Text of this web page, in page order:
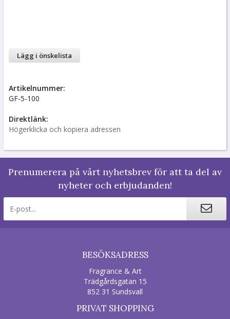
Lägg i önskelista
Artikelnummer:
GF-5-100
Direktlänk:
Högerklicka och kopiera adressen
Prenumerera på vårt nyhetsbrev för att ta del av
nyheter och erbjudanden!
BESÖKSADRESS
Fragrance & Art
Trädgårdsgatan 15
852 31 Sundsvall
PRIVAT SHOPPING